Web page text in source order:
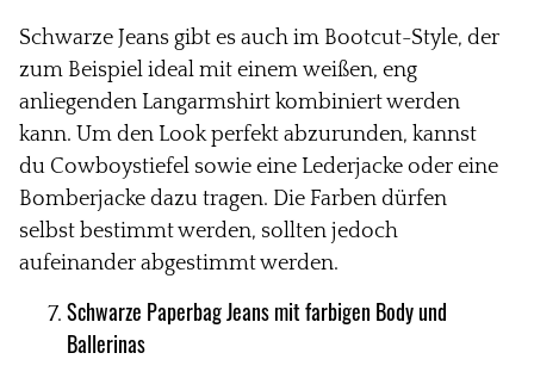
Schwarze Jeans gibt es auch im Bootcut-Style, der
zum Beispiel ideal mit einem weißen, eng
anliegenden Langarmshirt kombiniert werden
kann. Um den Look perfekt abzurunden, kannst
du Cowboystiefel sowie eine Lederjacke oder eine
Bomberjacke dazu tragen. Die Farben dürfen
selbst bestimmt werden, sollten jedoch
aufeinander abgestimmt werden.
Schwarze PaperbagJeans mit farbigen Body und
Ballerinas